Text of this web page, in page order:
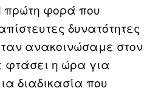
πρώτη φορά που
δυνατότητες
ανακοινώσαμε στον
φτάσει η ώρα για
διαδικασία που